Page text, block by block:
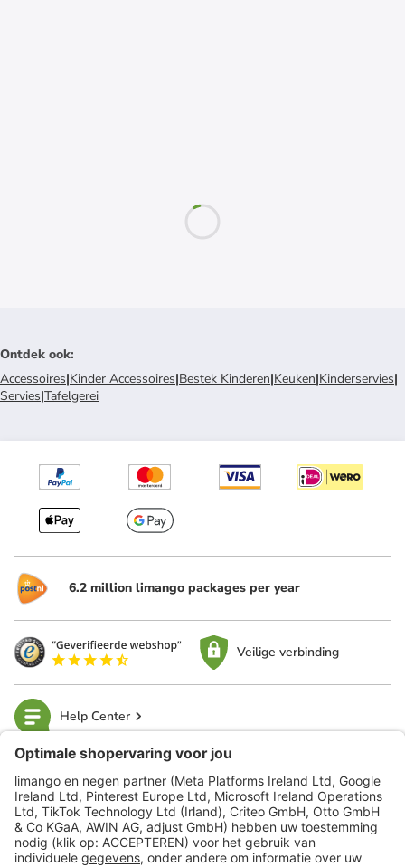
Ontdek ook:
Accessoires|Kinder Accessoires|Bestek Kinderen|Keuken|Kinderservies|
Servies|Tafelgerei
6.2 million limango packages per year
Veilige verbinding
Help Center
limango
Veilig winkelen
Klantenservice